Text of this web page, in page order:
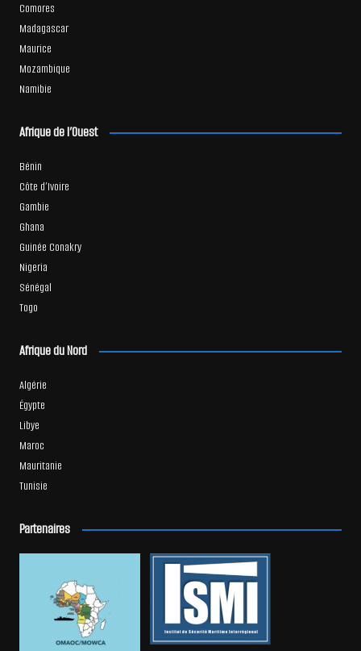
Comores
Madagascar
Maurice
Mozambique
Namibie
Afrique de l’Ouest
Bénin
Côte d’Ivoire
Gambie
Ghana
Guinée Conakry
Nigeria
Sénégal
Togo
Afrique du Nord
Algérie
Égypte
Libye
Maroc
Mauritanie
Tunisie
Partenaires